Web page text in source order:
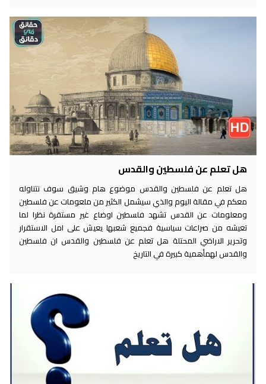
هل تعلم عن فلسطين والقدس
هل تعلم عن فلسطين والقدس موضوع هام وشيق سوف نتناوله
معكم في مقالة اليوم والذي سيشمل الكثير من ملعومات عن فلسطين
ومعلومات عن القدس تشهد فلسطين اوضاع غير مستقرة نظرا لما
تعيشه من صراعات سياسية فجميع شعبها يعيش على امل الاستقرار
وتحرير الاراضي المحتلة هل تعلم عن فلسطين والقدس ان فلسطين
والقدس لهمأهمية كبيرة في التاريخ